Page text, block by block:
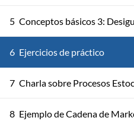
5 Conceptos básicos 3:
6 Ejercicios de práctico
7 Charla sobre Procesos
8 Ejemplo de Cadena de